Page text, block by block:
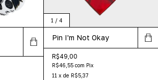
1 / 4
Pin I'm Not Okay
R$49,00
R$46,55 com Pix
11 x de R$5,37